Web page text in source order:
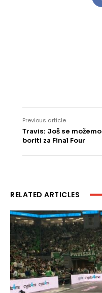
Previous article
Travis: Još se možemo
boriti za Final Four
RELATED ARTICLES